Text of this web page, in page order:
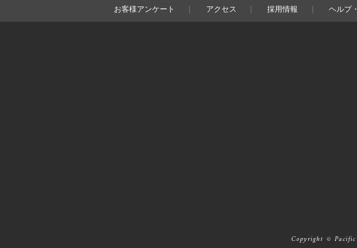
お客様アンケート アクセス 採用情報 ヘルプ
Copyright ©